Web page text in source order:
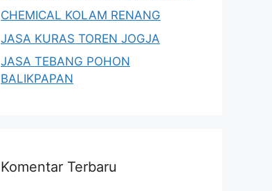
CHEMICAL KOLAM RENANG
JASA KURAS TOREN JOGJA
JASA TEBANG POHON
BALIKPAPAN
Komentar Terbaru